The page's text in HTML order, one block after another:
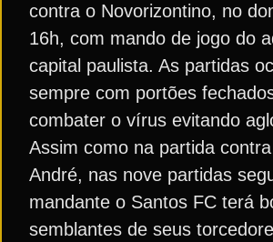
contra o Novorizontino, no
16h, com mando de jogo do
capital paulista. As partidas
sempre com portões
combater o vírus evitando
Assim como na partida
André, nas nove partidas
mandante o Santos FC terá
semblantes de seus